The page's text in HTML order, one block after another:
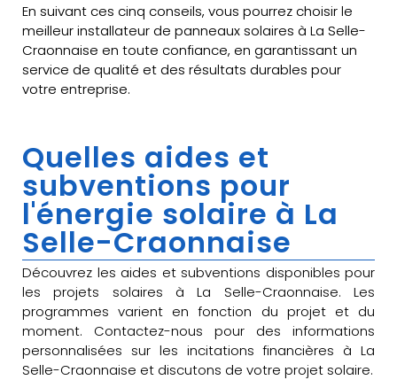
En suivant ces cinq conseils, vous pourrez choisir le
meilleur installateur de panneaux solaires à La Selle-
Craonnaise en toute confiance, en garantissant un
service de qualité et des résultats durables pour
votre entreprise.
Quelles aides et
subventions pour
l'énergie solaire à La
Selle-Craonnaise
Découvrez les aides et subventions disponibles pour
les projets solaires à La Selle-Craonnaise. Les
programmes varient en fonction du projet et du
moment. Contactez-nous pour des informations
personnalisées sur les incitations financières à La
Selle-Craonnaise et discutons de votre projet solaire.